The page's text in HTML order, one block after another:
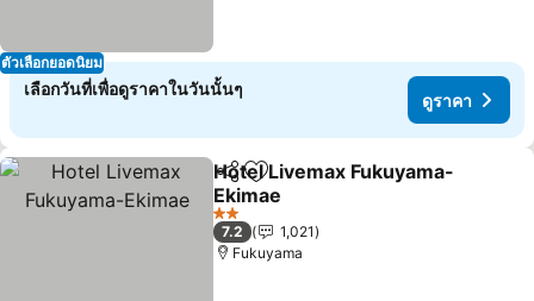
ตัวเลือกยอดนิยม
เลือกวันที่เพื่อดูราคาในวันนั้นๆ
ดูราคา
แชร์ เพิ่มในรายการโปรด
Hotel Livemax Fukuyama-
Ekimae
ดูราคา
2 ดาว
7.2
1,021
Fukuyama